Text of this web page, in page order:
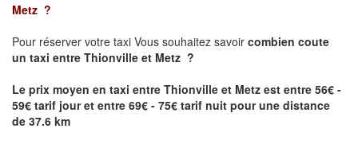
Metz ?
Pour réserver votre taxi Vous souhaitez savoir combien coute
un taxi entre Thionville et Metz ?
Le prix moyen en taxi entre Thionville et Metz est entre 56€ -
59€ tarif jour et entre 69€ - 75€ tarif nuit pour une distance
de 37.6 km